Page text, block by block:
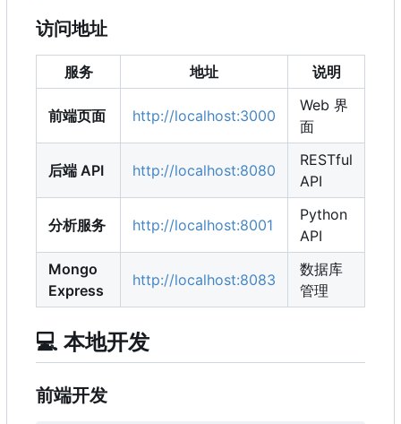
访问地址
服务 地址 说明
前端页面 http://localhost:3000
Web 界
面
后端 API http://localhost:8080
RESTful
API
分析服务 http://localhost:8001
Python
API
Mongo
Express
http://localhost:8083
数据库
管理
💻 本地开发
前端开发